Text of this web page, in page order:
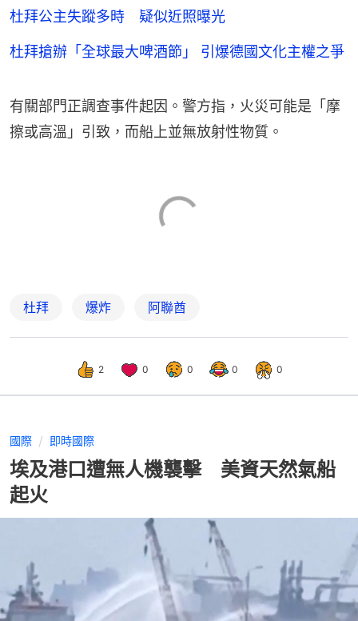
杜拜公主失蹤多時 疑似近照曝光
杜拜搶辦「全球最大啤酒節」 引爆德國文化主權之爭
有關部門正調查事件起因。警方指，火災可能是「摩
擦或高溫」引致，而船上並無放射性物質。
杜拜 爆炸 阿聯酋
2 0 0 0 0
國際 即時國際
埃及港口遭無人機襲擊 美資天然氣船
起火